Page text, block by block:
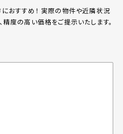
おすすめ！ 実際の物件や近隣状況
度の高い価格をご提示いたします。